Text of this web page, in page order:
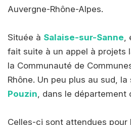
Auvergne-Rhône-Alpes.
Située à Salaise-sur-Sanne,
fait suite à un appel à projets
la Communauté de
Rhône. Un peu plus au sud,
Pouzin, dans le département
Celles-ci sont attendues pour